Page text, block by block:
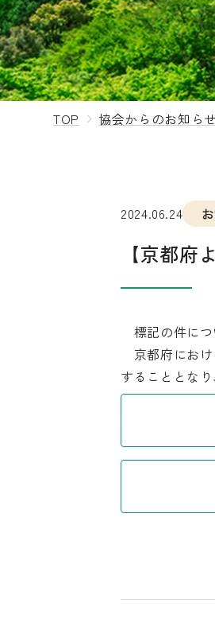
TOP 協会からのお知らせ
2024.06.24
【京都
標記の件につ
京都府におけ
することとな